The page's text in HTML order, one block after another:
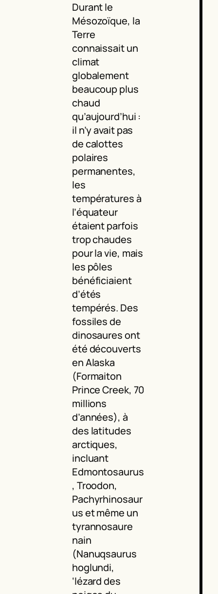
Durant le
Mésozoïque, la
Terre
connaissait un
climat
globalement
beaucoup plus
chaud
qu’aujourd’hui :
il n’y avait pas
de calottes
polaires
permanentes,
les
températures à
l’équateur
étaient parfois
trop chaudes
pour la vie, mais
les pôles
bénéficiaient
d’étés
tempérés. Des
fossiles de
dinosaures ont
été découverts
en Alaska
(Formaiton
Prince Creek, 70
millions
d’années), à
des latitudes
arctiques,
incluant
Edmontosaurus
, Troodon,
Pachyrhinosaur
us et même un
tyrannosaure
nain
(Nanuqsaurus
hoglundi,
‘lézard des